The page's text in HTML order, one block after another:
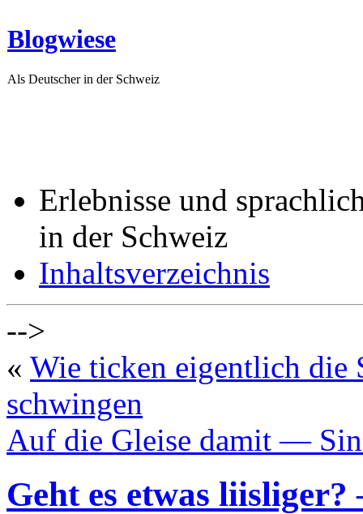
Blogwiese
Als Deutscher in der Schweiz
Erlebnisse und
in der Schweiz
Inhaltsverzeichnis
-->
« Wie ticken eigentlich die
schwingen
Auf die Gleise damit —
Geht es etwas